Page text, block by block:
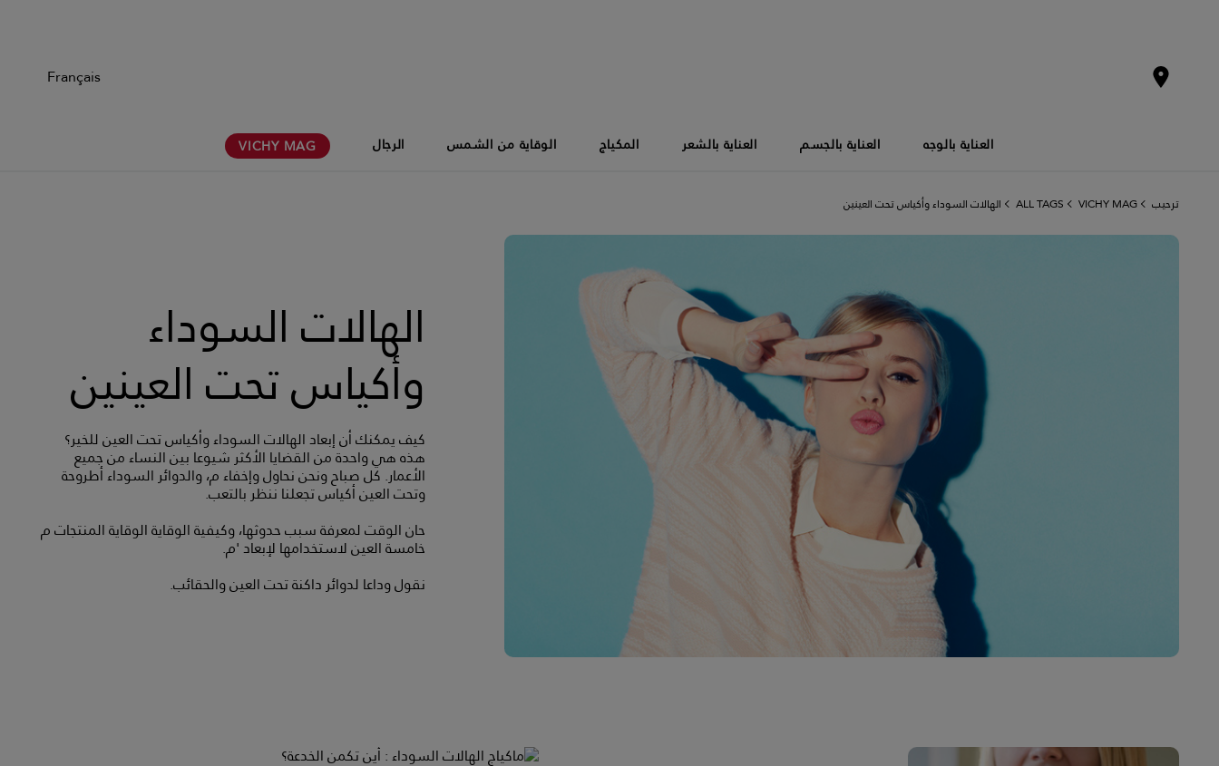
Français
العناية بالوجه العناية بالجسم العناية بالشعر المكياج الوقاية من الشمس الرجال VICHYMAG
ترحيب VICHY MAG
ALL TAGS الهالات السوداء وأكياس تحت العينين
الهالات السوداء
وأكياس تحت العينين
كيف يمكنك أن إبعاد الهالات السوداء وأكياس تحت العين للخير؟
هذه هي واحدة من القضايا الأكثر شيوعا بين النساء من جميع
الأعمار. كل صباح ونحن نحاول وإخفاء م، والدوائر السوداء أطروحة
وتحت العين أكياس تجعلنا ننظر بالتعب.
حان الوقت لمعرفة سبب حدوثها، وكيفية الوقاية الوقاية المنتجات م
خامسة العين لاستخدامها لإبعاد 'م.
نقول وداعا لدوائر داكنة تحت العين والحقائب.